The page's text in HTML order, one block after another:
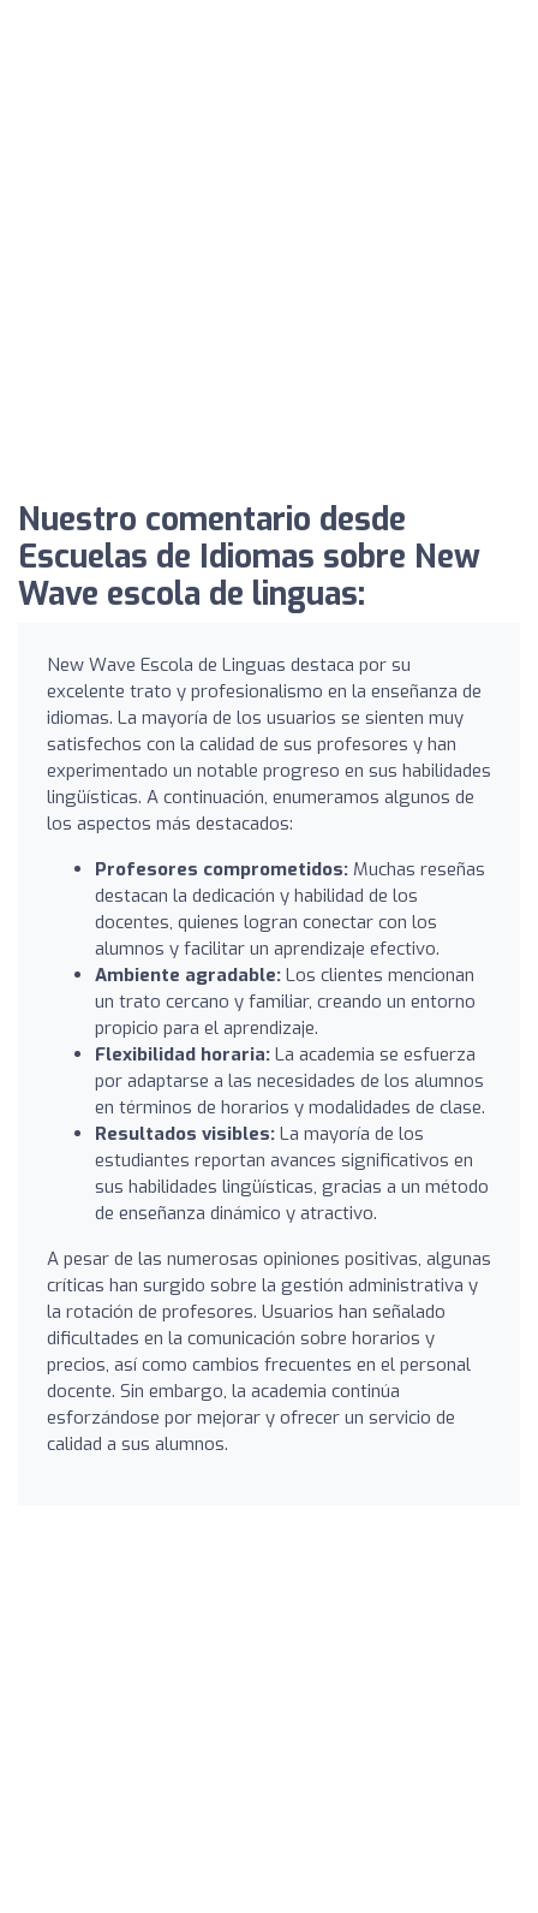
Nuestro comentario desde
Escuelas de Idiomas sobre New
Wave escola de linguas:
New Wave Escola de Linguas destaca por su
excelente trato y profesionalismo en la enseñanza de
idiomas. La mayoría de los usuarios se sienten muy
satisfechos con la calidad de sus profesores y han
experimentado un notable progreso en sus habilidades
lingüísticas. A continuación, enumeramos algunos de
los aspectos más destacados:
Profesores comprometidos: Muchas reseñas
destacan la dedicación y habilidad de los
docentes, quienes logran conectar con los
alumnos y facilitar un aprendizaje efectivo.
Ambiente agradable: Los clientes mencionan
un trato cercano y familiar, creando un entorno
propicio para el aprendizaje.
Flexibilidad horaria: La academia se esfuerza
por adaptarse a las necesidades de los alumnos
en términos de horarios y modalidades de clase.
Resultados visibles: La mayoría de los
estudiantes reportan avances significativos en
sus habilidades lingüísticas, gracias a un método
de enseñanza dinámico y atractivo.
A pesar de las numerosas opiniones positivas, algunas
críticas han surgido sobre la gestión administrativa y
la rotación de profesores. Usuarios han señalado
dificultades en la comunicación sobre horarios y
precios, así como cambios frecuentes en el personal
docente. Sin embargo, la academia continúa
esforzándose por mejorar y ofrecer un servicio de
calidad a sus alumnos.